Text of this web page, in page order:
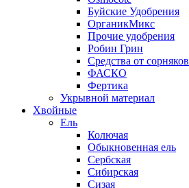
Буйские Удобрения
ОрганикМикс
Прочие удобрения
Робин Грин
Средства от сорняков
ФАСКО
Фертика
Укрывной материал
Хвойные
Ель
Колючая
Обыкновенная ель
Сербская
Сибирская
Сизая